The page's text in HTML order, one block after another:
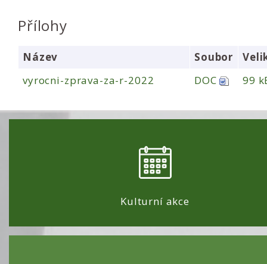
Přílohy
Název Soubor
vyrocni-zprava-za-r-2022
DOC 99
Kulturní akce